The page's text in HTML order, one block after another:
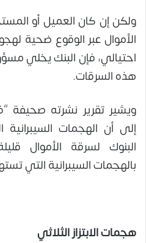
ولكن إن كان العميل أو
الأموال عبر الوقوع ضحية
احتيالي، فإن البنك يخلي
هذه السرقات.
ويشير تقرير نشرته صحيفة
إلى أن الهجمات
البنوك لسرقة الأموال
بالهجمات السيبرانية التي
هجمات الابتزاز الثلاثي